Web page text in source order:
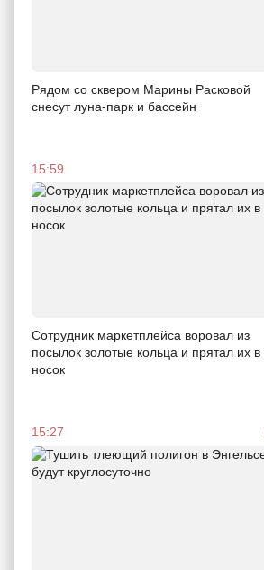
Рядом со сквером Марины Расковой
снесут луна-парк и бассейн
15:59
Сотрудник маркетплейса воровал из
посылок золотые кольца и прятал их в
носок
15:27